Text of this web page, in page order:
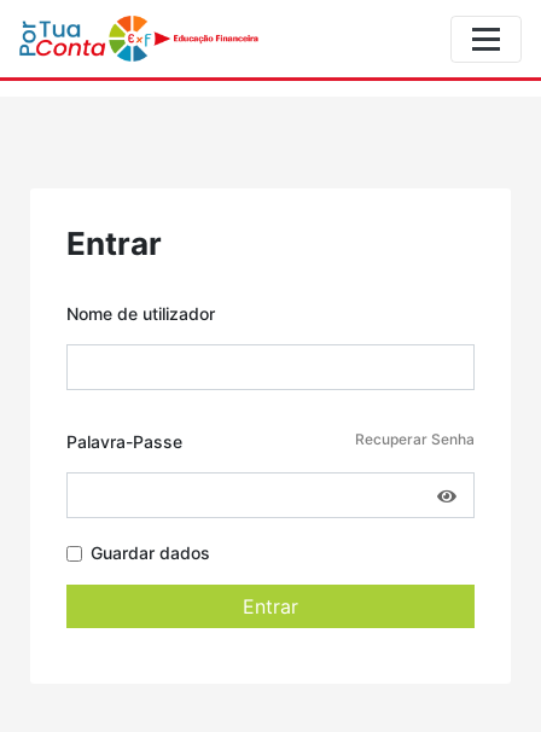
Entrar
Nome de utilizador
Palavra-Passe Recuperar Senha
Guardar dados
Entrar